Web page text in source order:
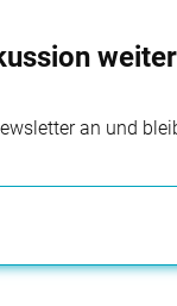
weiter
an und